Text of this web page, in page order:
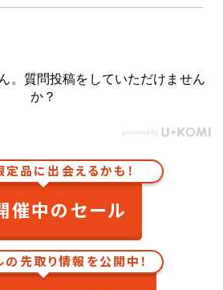
。質問投稿をしていただけません
か？
品に出会えるかも！
催中のセール
先取り情報を公開中！